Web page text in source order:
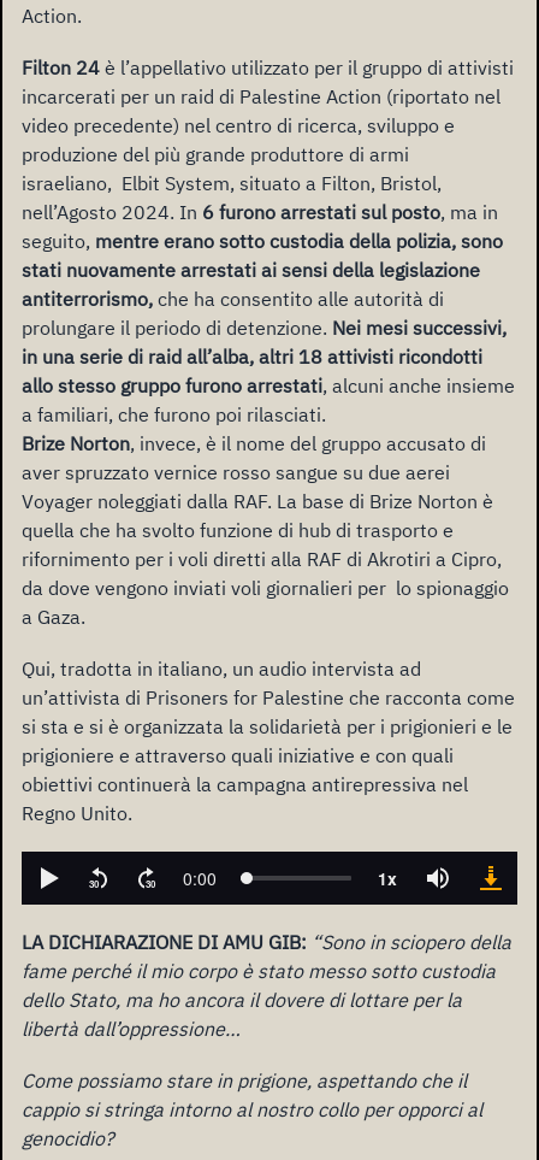
Action.
Filton 24 è l’appellativo utilizzato per il gruppo di attivisti
incarcerati per un raid di Palestine Action (riportato nel
video precedente) nel centro di ricerca, sviluppo e
produzione del più grande produttore di armi
israeliano, Elbit System, situato a Filton, Bristol,
nell’Agosto 2024. In 6 furono arrestati sul posto, ma in
seguito, mentre erano sotto custodia della polizia, sono
stati nuovamente arrestati ai sensi della legislazione
antiterrorismo, che ha consentito alle autorità di
prolungare il periodo di detenzione. Nei mesi successivi,
in una serie di raid all’alba, altri 18 attivisti ricondotti
allo stesso gruppo furono arrestati, alcuni anche insieme
a familiari, che furono poi rilasciati.
Brize Norton, invece, è il nome del gruppo accusato di
aver spruzzato vernice rosso sangue su due aerei
Voyager noleggiati dalla RAF. La base di Brize Norton è
quella che ha svolto funzione di hub di trasporto e
rifornimento per i voli diretti alla RAF di Akrotiri a Cipro,
da dove vengono inviati voli giornalieri per lo spionaggio
a Gaza.
Qui, tradotta in italiano, un audio intervista ad
un’attivista di Prisoners for Palestine che racconta come
si sta e si è organizzata la solidarietà per i prigionieri e le
prigioniere e attraverso quali iniziative e con quali
obiettivi continuerà la campagna antirepressiva nel
Regno Unito.
LA DICHIARAZIONE DI AMU GIB: “Sono in sciopero della
fame perché il mio corpo è stato messo sotto custodia
dello Stato, ma ho ancora il dovere di lottare per la
libertà dall’oppressione…
Come possiamo stare in prigione, aspettando che il
cappio si stringa intorno al nostro collo per opporci al
genocidio?